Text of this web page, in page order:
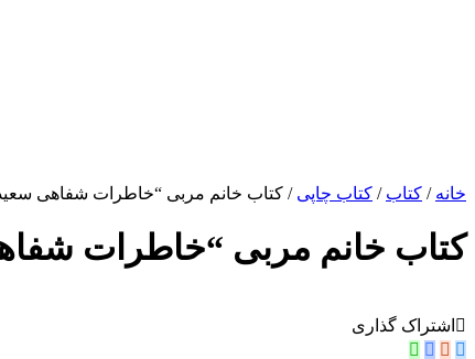
خانه / کتاب / کتاب چاپی / کتاب خانم مربی “خاطرات شفاهی
کتاب خانم مربی “خاطرات
اشتراک گذاری